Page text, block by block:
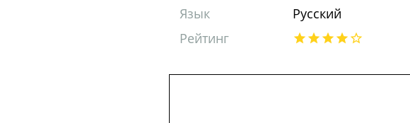
Язык
Русский
Рейтинг